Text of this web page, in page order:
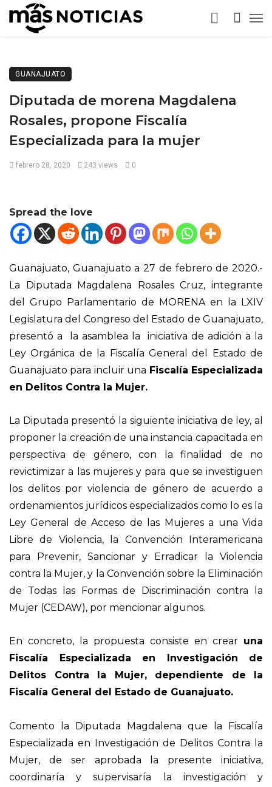
GUANAJUATO
Diputada de morena Magdalena
Rosales, propone Fiscalía
Especializada para la mujer
febrero 28, 2020 243 views 0
Spread the love
Guanajuato, Guanajuato a 27 de febrero de 2020.-
La Diputada Magdalena Rosales Cruz, integrante
del Grupo Parlamentario de MORENA en la LXIV
Legislatura del Congreso del Estado de Guanajuato,
presentó a la asamblea la iniciativa de adición a la
Ley Orgánica de la Fiscalía General del Estado de
Guanajuato para incluir una Fiscalía Especializada
en Delitos Contra la Mujer.
La Diputada presentó la siguiente iniciativa de ley, al
proponer la creación de una instancia capacitada en
perspectiva de género, con la finalidad de no
revictimizar a las mujeres y para que se investiguen
los delitos por violencia de género de acuerdo a
ordenamientos jurídicos especializados como lo es la
Ley General de Acceso de las Mujeres a una Vida
Libre de Violencia, la Convención Interamericana
para Prevenir, Sancionar y Erradicar la Violencia
contra la Mujer, y la Convención sobre la Eliminación
de Todas las Formas de Discriminación contra la
Mujer (CEDAW), por mencionar algunos.
En concreto, la propuesta consiste en crear una
Fiscalía Especializada en Investigación de
Delitos Contra la Mujer, dependiente de la
Fiscalía General del Estado de Guanajuato.
Comento la Diputada Magdalena que la Fiscalía
Especializada en Investigación de Delitos Contra la
Mujer, de ser aprobada la presente iniciativa,
coordinaría y supervisaría la investigación y